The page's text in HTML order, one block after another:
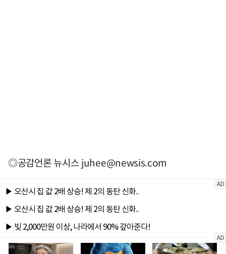
◎공감언론 뉴시스juhee@newsis.com